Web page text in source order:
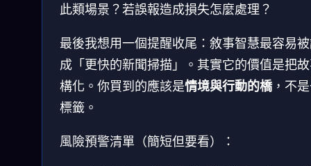
此類場景？若誤報造成損失怎麼處理？
最後我想用一個提醒收尾：敘事智慧最容易
成「更快的新聞掃描」。其實它的價值是把
構化。你買到的應該是情境與行動的橋，不
標籤。
風險預警清單（簡短但要看）：